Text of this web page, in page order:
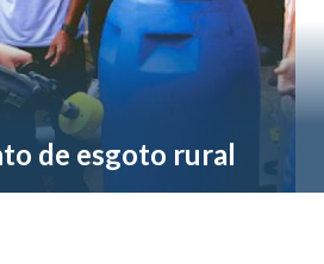
de esgoto rural